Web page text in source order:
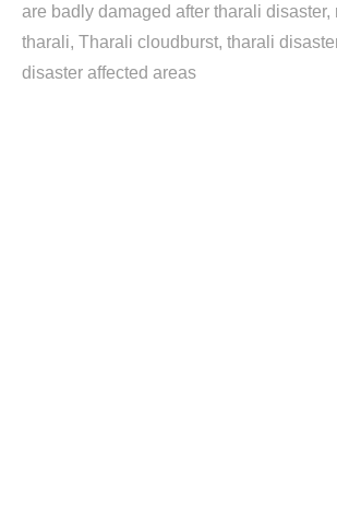
are badly damaged after tharali disaster
tharali Tharali cloudburst tharali
disaster affected areas